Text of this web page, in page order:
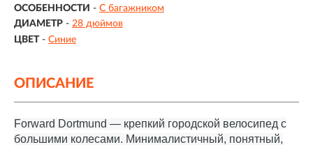
ОСОБЕННОСТИ - С багажником
ДИАМЕТР - 28 дюймов
ЦВЕТ - Синие
ОПИСАНИЕ
Forward Dortmund — крепкий городской велосипед с
большими колесами. Минималистичный, понятный,